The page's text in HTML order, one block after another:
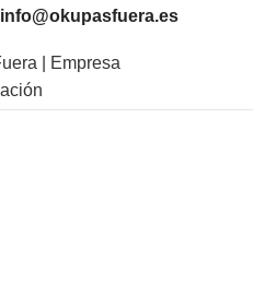
info@okupasfuera.es